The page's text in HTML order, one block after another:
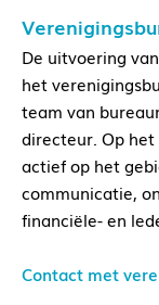
De uitvoering
het
team van
directeur. Op
actief op het
communicatie,
financiële- en
Contact met